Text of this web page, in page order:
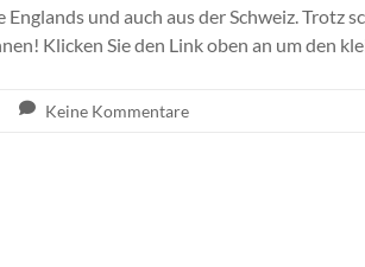
und auch aus der Schweiz.
Klicken Sie den Link oben an um den
Keine Kommentare